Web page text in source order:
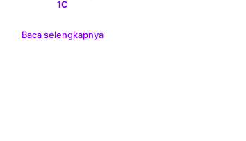
1C
Baca selengkapnya